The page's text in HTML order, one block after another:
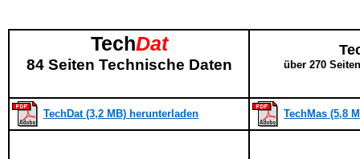
TechDat
84 Seiten Technische Daten über 270
TechDat (3,2 MB) herunterladen TechMas (5,8